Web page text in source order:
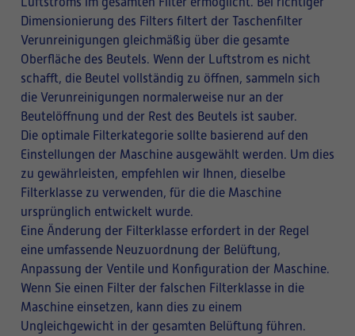
Dimensionierung des Filters filtert der Taschenfilter
Verunreinigungen gleichmäßig über die gesamte
Oberfläche des Beutels. Wenn der Luftstrom es nicht
schafft, die Beutel vollständig zu öffnen, sammeln sich
die Verunreinigungen normalerweise nur an der
Beutelöffnung und der Rest des Beutels ist sauber.
Die optimale Filterkategorie sollte basierend auf den
Einstellungen der Maschine ausgewählt werden. Um dies
zu gewährleisten, empfehlen wir Ihnen, dieselbe
Filterklasse zu verwenden, für die die Maschine
ursprünglich entwickelt wurde.
Eine Änderung der Filterklasse erfordert in der Regel
eine umfassende Neuzuordnung der Belüftung,
Anpassung der Ventile und Konfiguration der Maschine.
Wenn Sie einen Filter der falschen Filterklasse in die
Maschine einsetzen, kann dies zu einem
Ungleichgewicht in der gesamten Belüftung führen.